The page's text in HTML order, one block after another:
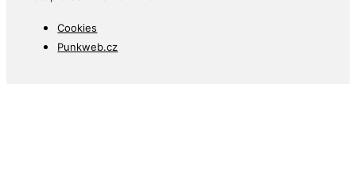
Cookies
Punkweb.cz